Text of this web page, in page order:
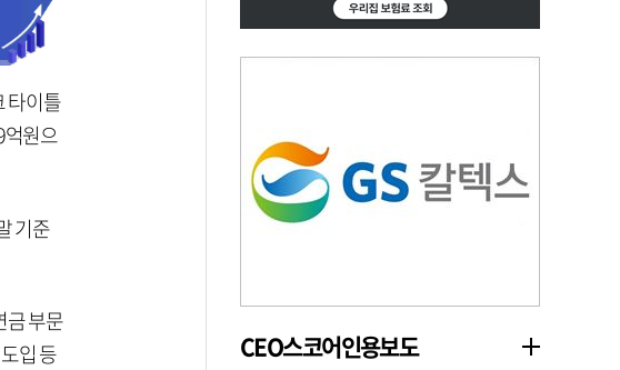
타이틀
억원으
기준
금 부문
입 등
CEO스코어인용보도